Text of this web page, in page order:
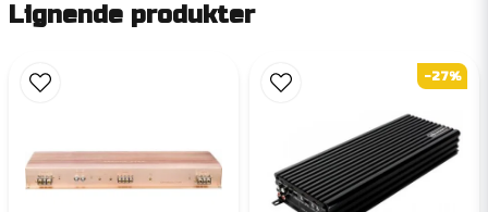
Lignende produkter
-27%